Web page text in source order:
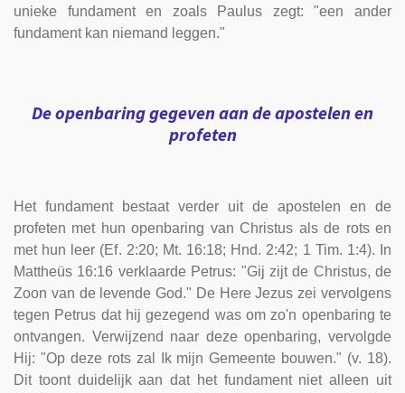
unieke fundament en zoals Paulus zegt: "een ander
fundament kan niemand leggen."
De openbaring gegeven aan de apostelen en
profeten
Het fundament bestaat verder uit de apostelen en de
profeten met hun openbaring van Christus als de rots en
met hun leer (Ef. 2:20; Mt. 16:18; Hnd. 2:42; 1 Tim. 1:4). In
Mattheüs 16:16 verklaarde Petrus: "Gij zijt de Christus, de
Zoon van de levende God." De Here Jezus zei vervolgens
tegen Petrus dat hij gezegend was om zo'n openbaring te
ontvangen. Verwijzend naar deze openbaring, vervolgde
Hij: "Op deze rots zal Ik mijn Gemeente bouwen." (v. 18).
Dit toont duidelijk aan dat het fundament niet alleen uit